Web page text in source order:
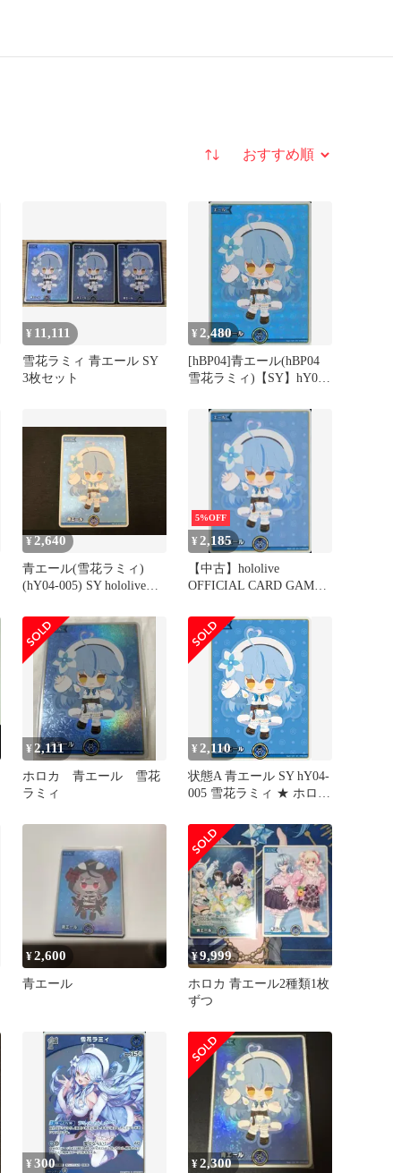
並び替え
¥ 11,111
雪花ラミィ 青エール SY
3枚セット
¥ 2,480
[hBP04]青エール(hBP04
雪花ラミィ)【SY】hY04-
¥ 2,640
青エール(雪花ラミィ)
(hY04-005) SY hololive
5%OFF
¥ 2,185
【中古】hololive
OFFICIAL CARD GAME
(雪花ラミィ)
¥2,111
ホロカ 青エール 雪花
ラミィ
¥ 2,110
状態A 青エール SY hY04-
005 雪花ラミィ ★ ホロラ
hololive ホロカ
¥2,600
青エール
¥9,999
ホロカ 青エール2種類1枚
ずつ
¥300 ¥2,300